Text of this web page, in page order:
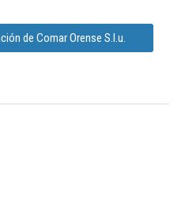
de Comar Orense S.l.u.